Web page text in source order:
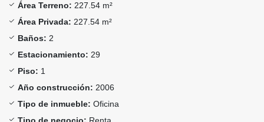
Área Terreno: 227.54 m²
Área Privada: 227.54 m²
Baños: 2
Estacionamiento: 29
Piso: 1
Año construcción: 2006
Tipo de inmueble: Oficina